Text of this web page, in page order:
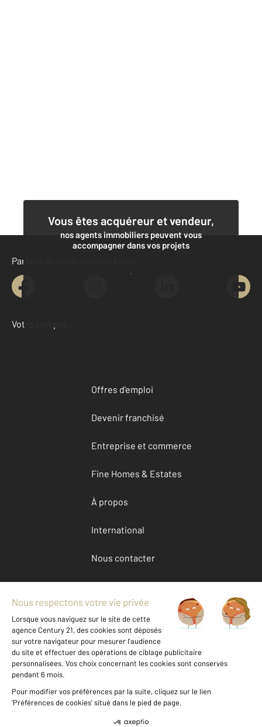
Vous êtes acquéreur et vendeur,
nos agents immobiliers peuvent vous
accompagner dans vos projets
Contacter l'agence
Demander une estimation
Parlons de vous, parlons biens
Votre compte :
Accéder à mon compte
Offres d'emploi
Devenir franchisé
Entreprise et commerce
Fine Homes & Estates
À propos
International
Nous contacter
Mentions légales & CGU et Barèmes d'honoraires
Données personnelles
Gestionnaire des cookies
Achat appartement autour de LYON (69007)